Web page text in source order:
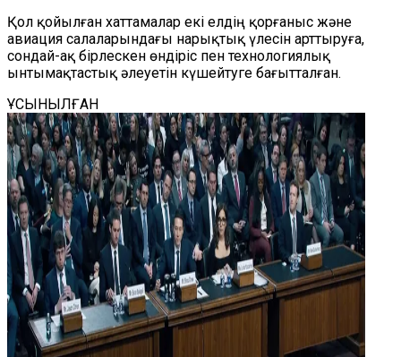
Қол қойылған хаттамалар екі елдің қорғаныс және
авиация салаларындағы нарықтық үлесін арттыруға,
сондай-ақ бірлескен өндіріс пен технологиялық
ынтымақтастық әлеуетін күшейтуге бағытталған.
ҰСЫНЫЛҒАН